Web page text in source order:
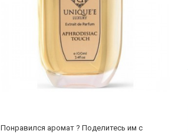
Понравился аромат ? Поделитесь им с